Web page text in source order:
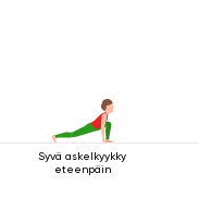
Syvä askelkyykky
eteenpäin